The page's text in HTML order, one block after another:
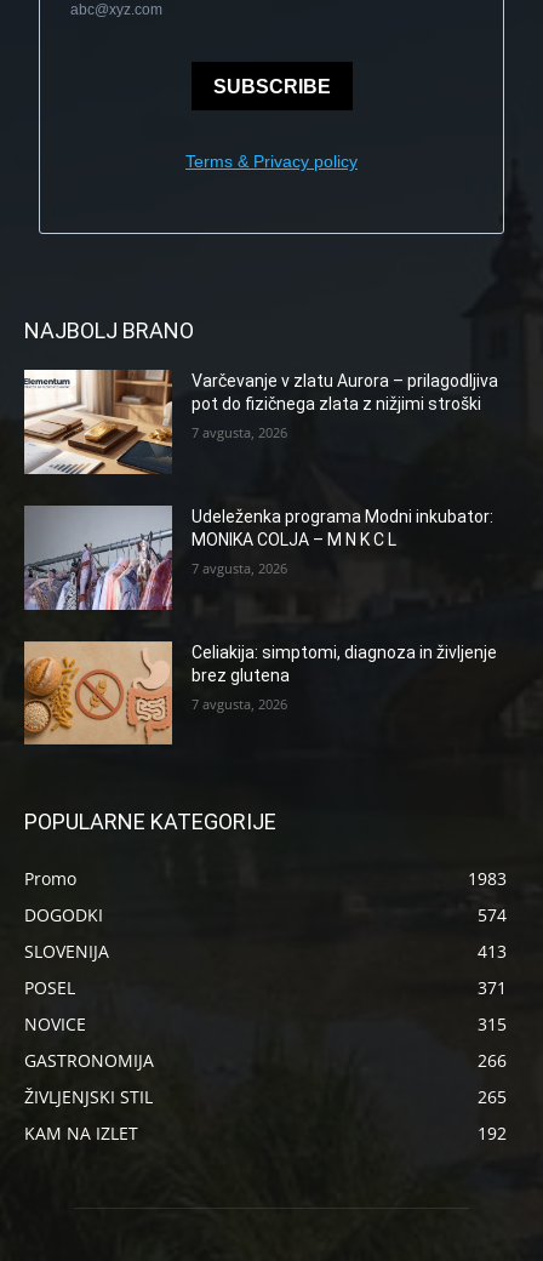
abc@xyz.com
SUBSCRIBE
Terms & Privacy policy
NAJBOLJ BRANO
Varčevanje v zlatu Aurora – prilagodljiva
pot do fizičnega zlata z nižjimi stroški
7 avgusta, 2026
Udeleženka programa Modni inkubator:
MONIKA COLJA – M N K C L
7 avgusta, 2026
Celiakija: simptomi, diagnoza in življenje
brez glutena
7 avgusta, 2026
POPULARNE KATEGORIJE
Promo
1983
DOGODKI
574
SLOVENIJA
413
POSEL
371
NOVICE
315
GASTRONOMIJA
266
ŽIVLJENJSKI STIL
265
KAM NA IZLET
192